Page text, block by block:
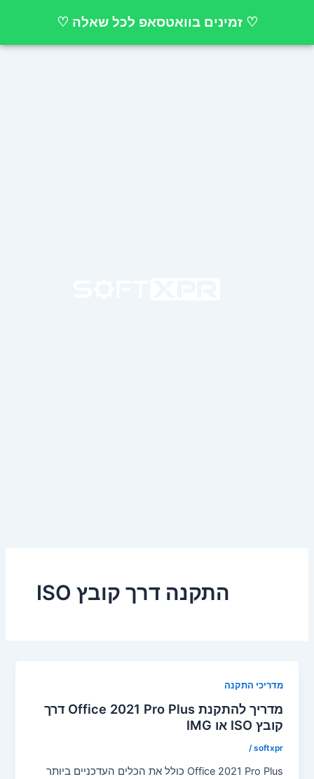
♡ זמינים בוואטסאפ לכל שאלה ♡
התקנה דרך קובץ ISO
מדריכי התקנה
מדריך להתקנת Office 2021 Pro Plus דרך
קובץ ISO או IMG
softxpr
/
Office 2021 Pro Plus כולל את הכלים העדכניים ביותר